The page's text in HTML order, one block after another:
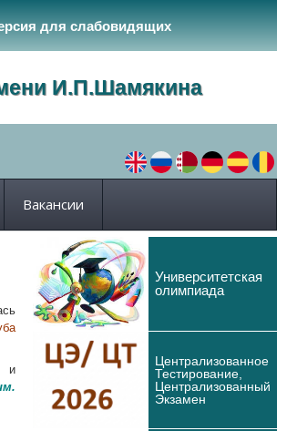
для слабовидящих
И.П.Шамякина
Вакансии
и
Университетская
олимпиада
Централизованное
Тестирование,
Централизованный
Экзамен